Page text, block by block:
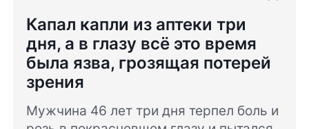
Капал капли из аптеки три
дня, а в глазу всё это время
была язва, грозящая потерей
зрения
Мужчина 46 лет три дня терпел боль и